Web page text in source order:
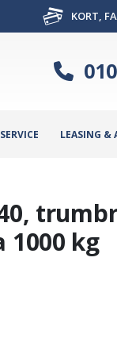
KORT,
LEASING &
kg